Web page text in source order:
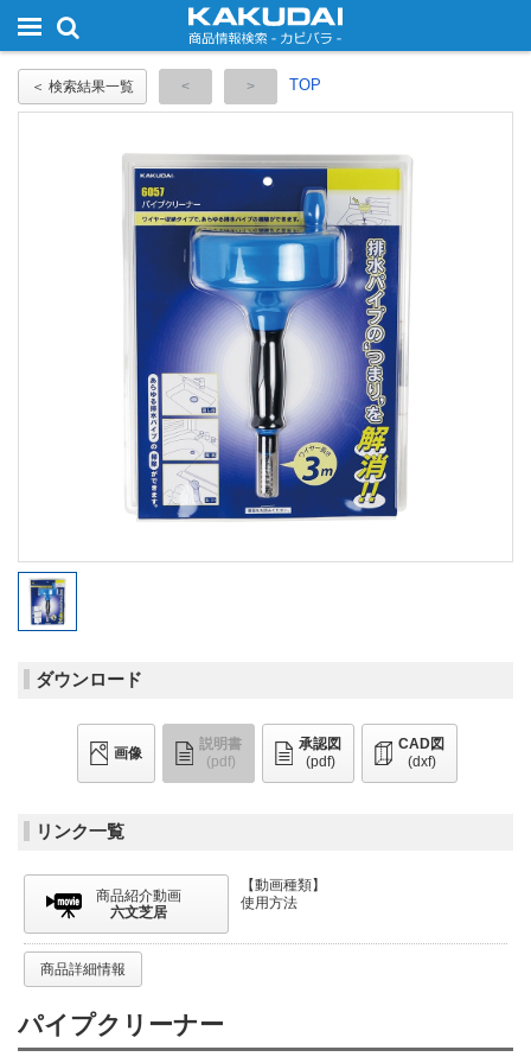
＜ 検索結果一覧 TOP
ダウンロード
画像
説明書
(pdf)
承認図
(pdf)
CAD図
(dxf)
リンク一覧
商品紹介動画
六文芝居
【動画種類】
使用方法
商品詳細情報
パイプクリーナー